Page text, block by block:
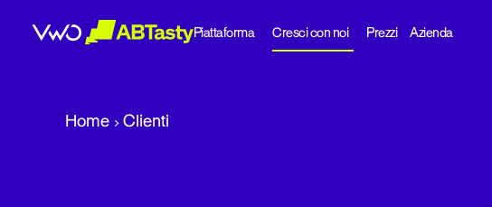
Piattaforma Cresci con noi Prezzi Azienda
Home Clienti